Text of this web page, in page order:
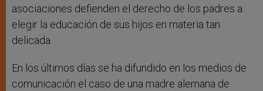
asociaciones defienden el derecho de los padres a
elegir la educación de sus hijos en materia tan
delicada.
En los últimos días se ha difundido en los medios de
comunicación el caso de una madre alemana de